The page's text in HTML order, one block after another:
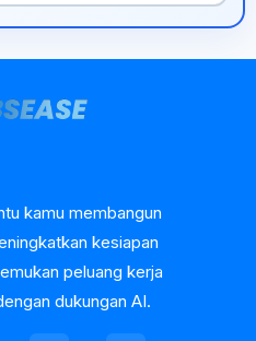
kamu membangun
kesiapan
peluang kerja
dukungan AI.